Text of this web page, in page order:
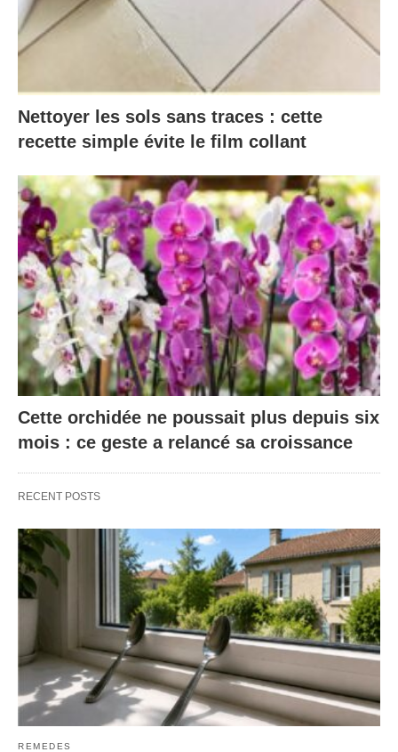
Nettoyer les sols sans traces : cette
recette simple évite le film collant
Cette orchidée ne poussait plus depuis six
mois : ce geste a relancé sa croissance
RECENT POSTS
REMEDES